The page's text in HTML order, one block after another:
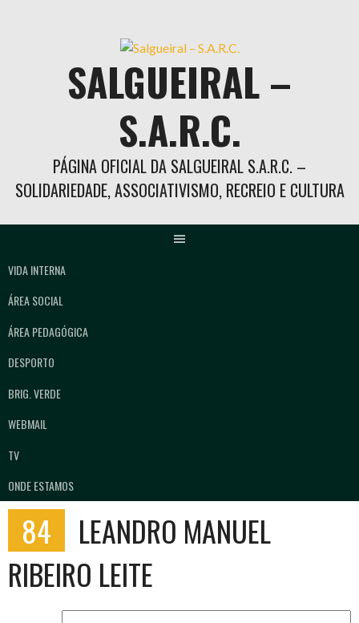
SALGUEIRAL –
S.A.R.C.
PÁGINA OFICIAL DA SALGUEIRAL S.A.R.C. –
SOLIDARIEDADE, ASSOCIATIVISMO, RECREIO E CULTURA
VIDA INTERNA
ÁREA SOCIAL
ÁREA PEDAGÓGICA
DESPORTO
BRIG. VERDE
WEBMAIL
TV
ONDE ESTAMOS
84
LEANDRO MANUEL
RIBEIRO LEITE